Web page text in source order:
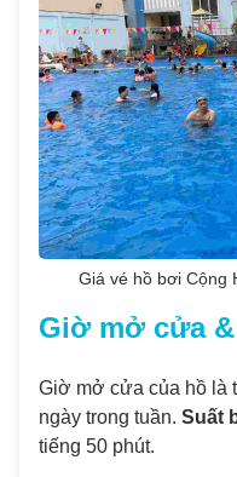
Giá vé hồ bơi Cộng
Giờ mở cửa
Giờ mở cửa của hồ là
ngày trong tuần. Suất
tiếng 50 phút.